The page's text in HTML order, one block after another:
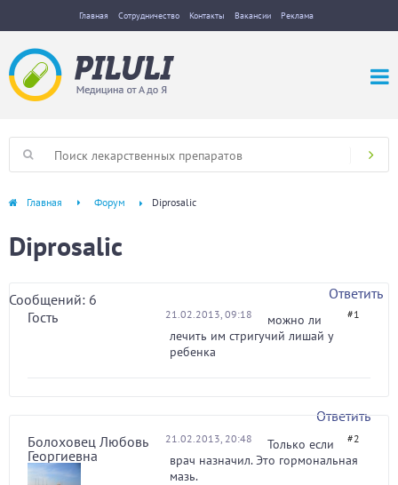
Главная Сотрудничество Контакты Вакансии Реклама
Главная Форум Diprosalic
Diprosalic
Сообщений: 6
Ответить
Гость
21.02.2013, 09:18 #1
можно ли
лечить им стригучий лишай у
ребенка
Ответить
Болоховец Любовь
Георгиевна
21.02.2013, 20:48 #2
Только если
врач назначил. Это гормональная
мазь.